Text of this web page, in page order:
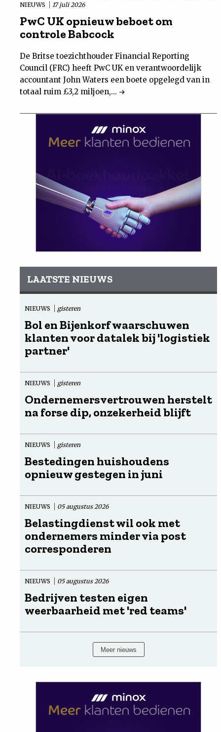
NIEUWS 17 juli 2026
PwC UK opnieuw beboet om
controle Babcock
De Britse toezichthouder Financial Reporting
Council (FRC) heeft PwC UK en verantwoordelijk
accountant John Waters een boete opgelegd van in
totaal ruim £3,2 miljoen,...
LAATSTE NIEUWS
NIEUWS gisteren
Bol en Bijenkorf waarschuwen
klanten voor datalek bij 'logistiek
partner'
NIEUWS gisteren
Ondernemersvertrouwen herstelt
na forse dip, onzekerheid blijft
NIEUWS gisteren
Bestedingen huishoudens
opnieuw gestegen in juni
NIEUWS 05 augustus 2026
Belastingdienst wil ook met
ondernemers minder via post
corresponderen
NIEUWS 05 augustus 2026
Bedrijven testen eigen
weerbaarheid met 'red teams'
Meer nieuws